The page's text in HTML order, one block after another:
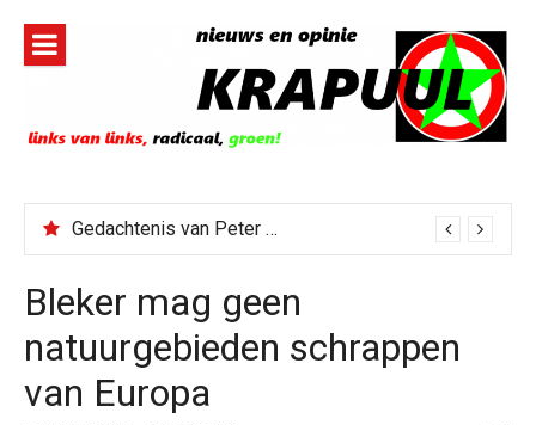
inhoud
Gedachtenis van Peter Faber
Bleker mag geen
natuurgebieden schrappen
van Europa